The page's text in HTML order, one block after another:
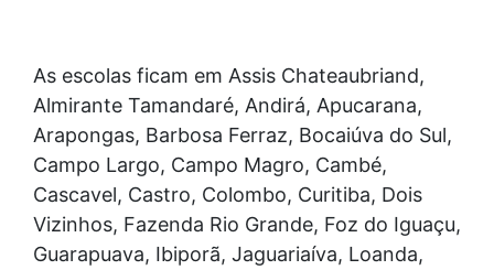
As escolas ficam em Assis Chateaubriand,
Almirante Tamandaré, Andirá, Apucarana,
Arapongas, Barbosa Ferraz, Bocaiúva do Sul,
Campo Largo, Campo Magro, Cambé,
Cascavel, Castro, Colombo, Curitiba, Dois
Vizinhos, Fazenda Rio Grande, Foz do Iguaçu,
Guarapuava, Ibiporã, Jaguariaíva, Loanda,